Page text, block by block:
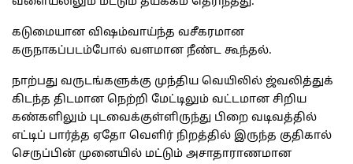
கடுமையான விஷம்வாய்ந்த வசீகரமான
கருநாகப்படம்போல் வளமான நீண்ட கூந்தல்.
நாற்பது வருடங்களுக்கு முந்திய வெயிலில் ஜ்வலித்துக்
கிடந்த திடமான நெற்றி மேட்டிலும் வட்டமான சிறிய
கண்களிலும் புடவைக்குள்ளிருந்து பிறை வடிவத்தில்
எட்டிப் பார்த்த ஏதோ வெளிர் நிறத்தில் இருந்த குதிகால்
செருப்பின் முனையில் மட்டும் அசாதாராணமான